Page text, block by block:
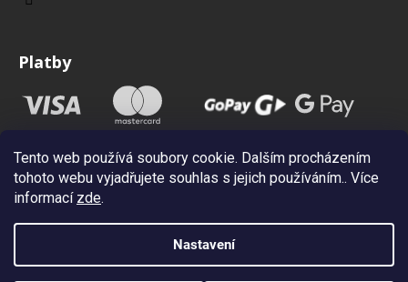
Tento web používá soubory cookie. Dalším procházením
tohoto webu vyjadřujete souhlas s jejich používáním.. Více
informací zde.
Nastavení
Platby